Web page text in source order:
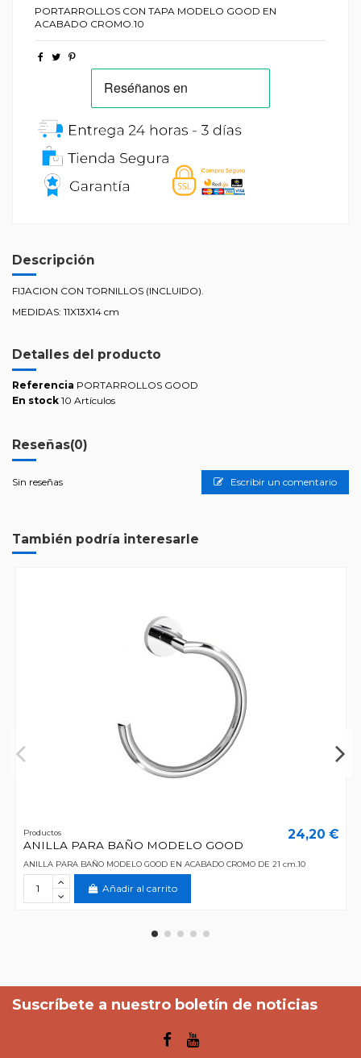
PORTARROLLOS CON TAPA MODELO GOOD EN
ACABADO CROMO.10
Descripción
FIJACION CON TORNILLOS (INCLUIDO).
MEDIDAS: 11X13X14 cm
Detalles del producto
Referencia PORTARROLLOS GOOD
En stock 10 Artículos
Reseñas(0)
Sin reseñas Escribir un comentario
También podría interesarle
Productos
ANILLA PARA BAÑO MODELO GOOD
24,20 €
ANILLA PARA BAÑO MODELO GOOD EN ACABADO CROMO DE 21 cm.10
Añadir al carrito
Suscríbete a nuestro boletín de noticias